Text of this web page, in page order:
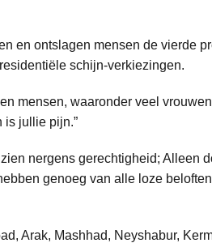
en ontslagen mensen de vierde
schijn-verkiezingen.
mensen, waaronder veel
is jullie pijn.”
nergens gerechtigheid; Alleen
genoeg van alle loze
Arak, Mashhad, Neyshabur,